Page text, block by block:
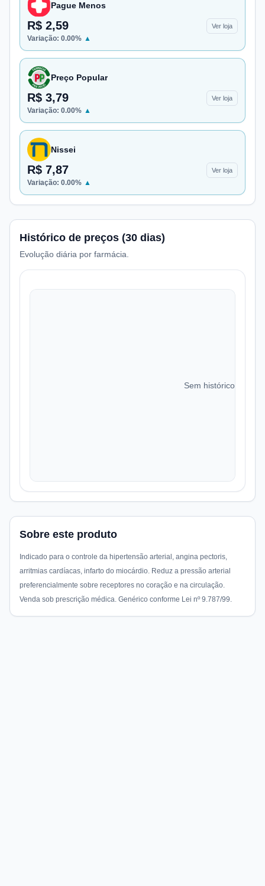
Pague Menos
R$ 2,59 Ver loja
Variação: 0.00% ▲
Preço Popular
R$ 3,79 Ver loja
Variação: 0.00% ▲
Nissei
R$ 7,87 Ver loja
Variação: 0.00% ▲
Histórico de preços (30 dias)
Evolução diária por farmácia.
Sem histórico de
Sobre este produto
Indicado para o controle da hipertensão arterial, angina pectoris,
arritmias cardíacas, infarto do miocárdio. Reduz a pressão arterial
preferencialmente sobre receptores no coração e na circulação.
Venda sob prescrição médica. Genérico conforme Lei nº 9.787/99.